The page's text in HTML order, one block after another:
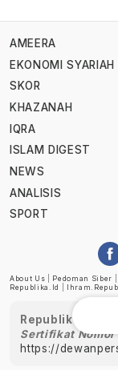
AMEERA
EKONOMI SYARIAH
SKOR
KHAZANAH
IQRA
ISLAM DIGEST
NEWS
ANALISIS
SPORT
About Us Pedoman Siber
Republika.id
Republika
Sertifikat
https://